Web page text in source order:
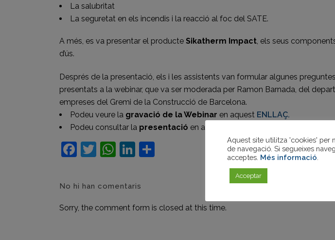
La salubritat
La seguretat en els incendis i la reacció al foc del SATE.
A més, es va presentar el producte Sikatherm Impact, els seus
d’ús.
Després de la presentació, els i les assistents van formular algunes
presentats a la webinar, que va ser moderada per Ramon Barnada, del
empreses del Gremi de la Construcció de Barcelona.
Podeu veure la gravació de la Webinar en aquest ENLLAÇ.
Podeu consultar la presentació en aquest
Facebook
Twitter
WhatsApp
LinkedInComparteix
No hi han comentaris
Sorry, the comment form is closed at this time.
Aquest site utilitza 'cookies' per
de navegació. Si segueixes
acceptes. Més informació
Acceptar